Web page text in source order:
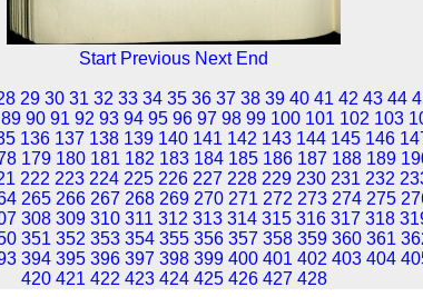
Start Previous Next End
29 30 31 32 33 34 35 36 37 38 39 40 41 42 43 44
89 90 91 92 93 94 95 96 97 98 99 100 101 102 103
136 137 138 139 140 141 142 143 144 145 146
179 180 181 182 183 184 185 186 187 188 189
222 223 224 225 226 227 228 229 230 231 232
265 266 267 268 269 270 271 272 273 274 275
308 309 310 311 312 313 314 315 316 317 318
351 352 353 354 355 356 357 358 359 360 361
394 395 396 397 398 399 400 401 402 403 404
420 421 422 423 424 425 426 427 428